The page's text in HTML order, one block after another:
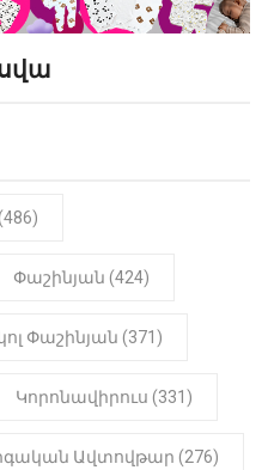
10:52
փոխարեն
այս երկու
Իշխան
22:01
համար
Փաշինյան (424)
Փաշինյան (371)
Կորոնավիրուս (331)
Ավտովթար (276)